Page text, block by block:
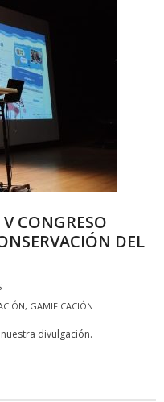
CONGRESO
DEL
, GAMIFICACIÓN
divulgación.